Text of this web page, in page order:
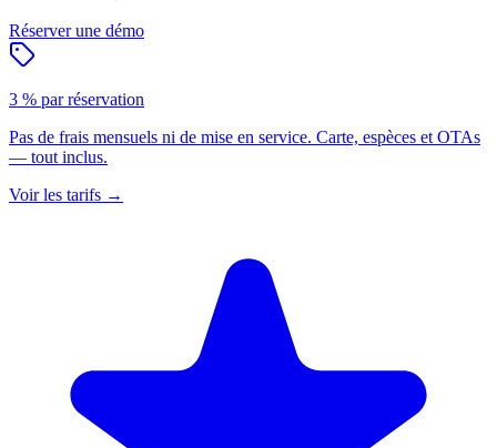
Réserver une démo
3 % par réservation
Pas de frais mensuels ni de mise en service. Carte, espèces et OTAs
— tout inclus.
Voir les tarifs →